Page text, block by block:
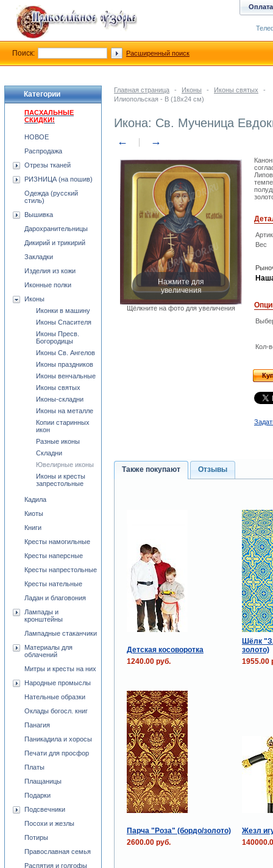
Главная страница - Иконы - Иконы святых
-
Илиопольская - В (18x24 см)
Икона: Св. Мученица
← →
Нажмите для
увеличения
Щёлкните на фото для увеличения
Вес
Кол-
Также покупают Отзывы
Детская косоворотка
Шёлк
золото)
1240.00 руб.
1955.00
Парча "Роза" (бордо/золото)
Жезл
2600.00 руб.
Категории
ПАСХАЛЬНЫЕ
СКИДКИ!
НОВОЕ
Распродажа
Отрезы тканей
РИЗНИЦА (на пошив)
Одежда (русский
стиль)
Вышивка
Дарохранительницы
Дикирий и трикирий
Закладки
Изделия из кожи
Иконные полки
Иконы
Иконки в машину
Иконы Спасителя
Иконы Пресв.
Богородицы
Иконы Св. Ангелов
Иконы праздников
Иконы венчальные
Иконы святых
Иконы-складни
Иконы на металле
Копии старинных
икон
Разные иконы
Складни
Ювелирные иконы
Иконы и кресты
запрестольные
Кадила
Киоты
Книги
Кресты намогильные
Кресты наперсные
Кресты напрестольные
Кресты нательные
Ладан и благовония
Лампады и
кронштейны
Лампадные стаканчики
Материалы для
облачений
Митры и кресты на них
Народные промыслы
Нательные образки
Оклады богосл. книг
Панагия
Паникадила и хоросы
Печати для просфор
Платы
Плащаницы
Подарки
Подсвечники
Посохи и жезлы
Потиры
Православная семья
Распятия и голгофы
Оплата
Поиск: Расширенный поиск